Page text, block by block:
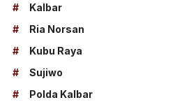
#
Kalbar
#
Ria Norsan
#
Kubu Raya
#
Sujiwo
#
Polda Kalbar